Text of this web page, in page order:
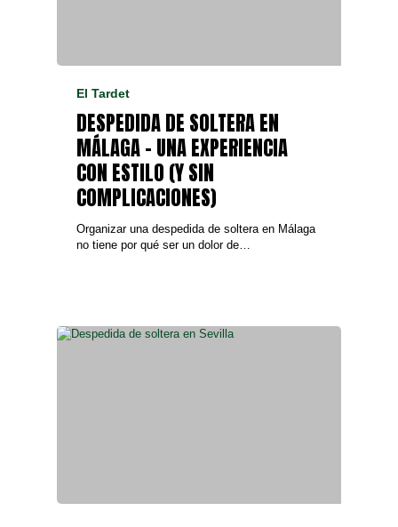
El Tardet
DESPEDIDA DE SOLTERA EN
MÁLAGA – UNA EXPERIENCIA
CON ESTILO (Y SIN
COMPLICACIONES)
Organizar una despedida de soltera en Málaga
no tiene por qué ser un dolor de…